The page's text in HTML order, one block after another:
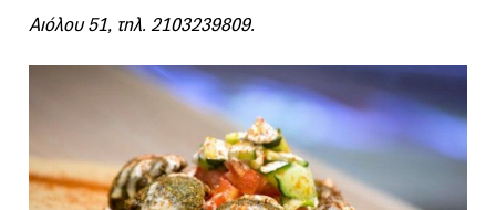
Αιόλου 51, τηλ. 2103239809.